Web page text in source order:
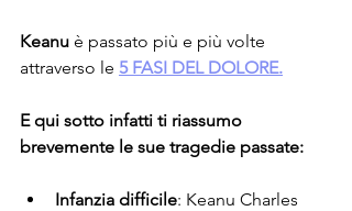
Keanu è passato più e più volte
attraverso le 5 FASI DEL DOLORE.
E qui sotto infatti ti riassumo
brevemente le sue tragedie passate:
Infanzia difficile: Keanu Charles